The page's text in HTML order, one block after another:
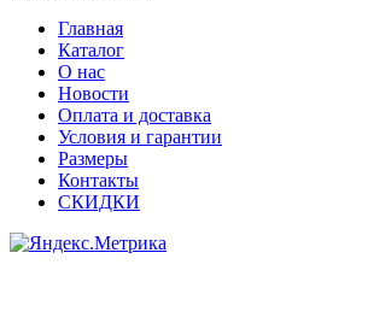
Главная
Каталог
О нас
Новости
Оплата и доставка
Условия и гарантии
Размеры
Контакты
СКИДКИ